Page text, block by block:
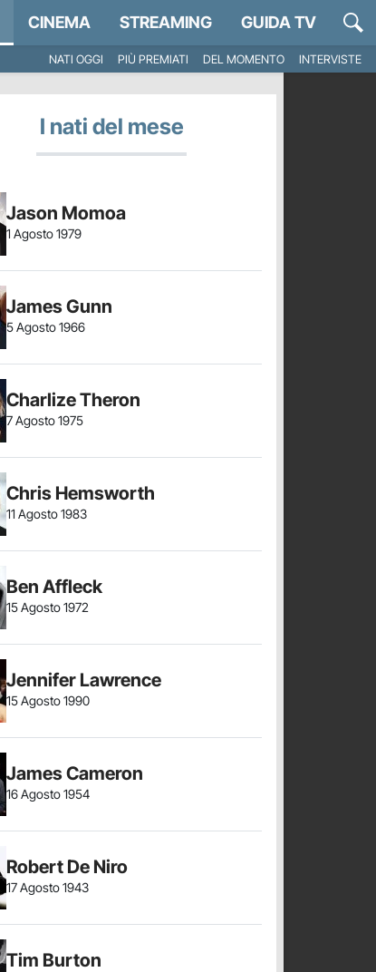
CINEMA STREAMING GUIDA TV
NATI OGGI PIÙ PREMIATI DEL MOMENTO
INTERVISTE
I nati del mese
Jason Momoa
1 Agosto 1979
James Gunn
5 Agosto 1966
Charlize Theron
7 Agosto 1975
Chris Hemsworth
11 Agosto 1983
Ben Affleck
15 Agosto 1972
Jennifer Lawrence
15 Agosto 1990
James Cameron
16 Agosto 1954
Robert De Niro
17 Agosto 1943
Tim Burton